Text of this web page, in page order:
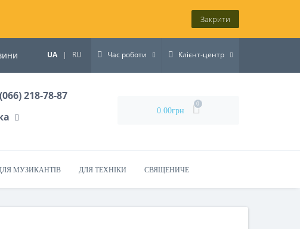
Закрити
UA | RU Час роботи Клієнт-центр
218-78-87
0.00грн
0
МУЗИКАНТІВ ДЛЯ ТЕХНІКИ СВЯЩЕНИЧЕ